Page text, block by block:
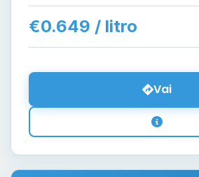
€0.649 / litro
Vai